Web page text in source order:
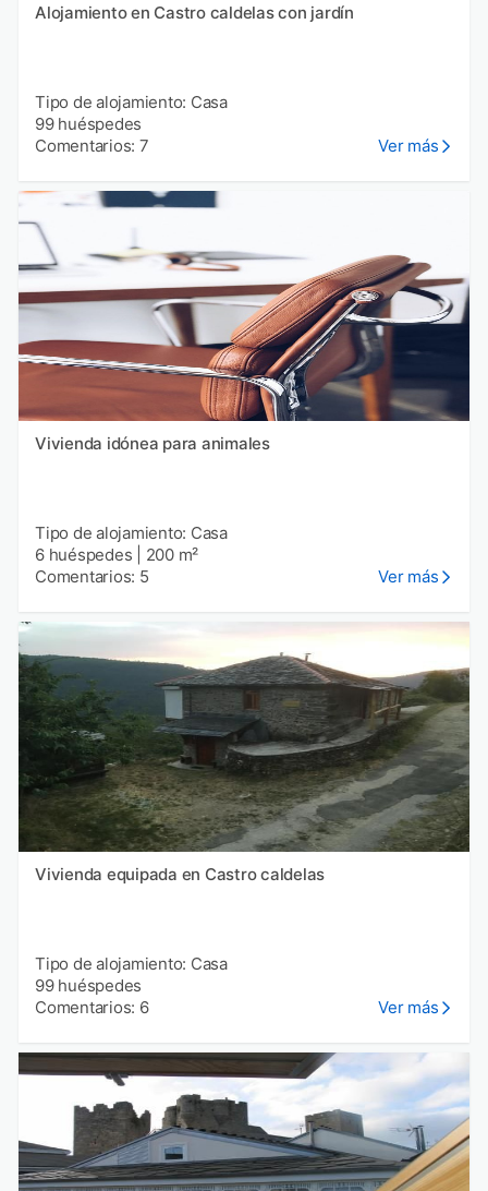
Alojamiento en Castro caldelas con jardín
Tipo de alojamiento: Casa
99 huéspedes
Comentarios: 7
Ver más
Vivienda idónea para animales
Tipo de alojamiento: Casa
6 huéspedes
200 m²
Comentarios: 5
Ver más
Vivienda equipada en Castro caldelas
Tipo de alojamiento: Casa
99 huéspedes
Comentarios: 6
Ver más